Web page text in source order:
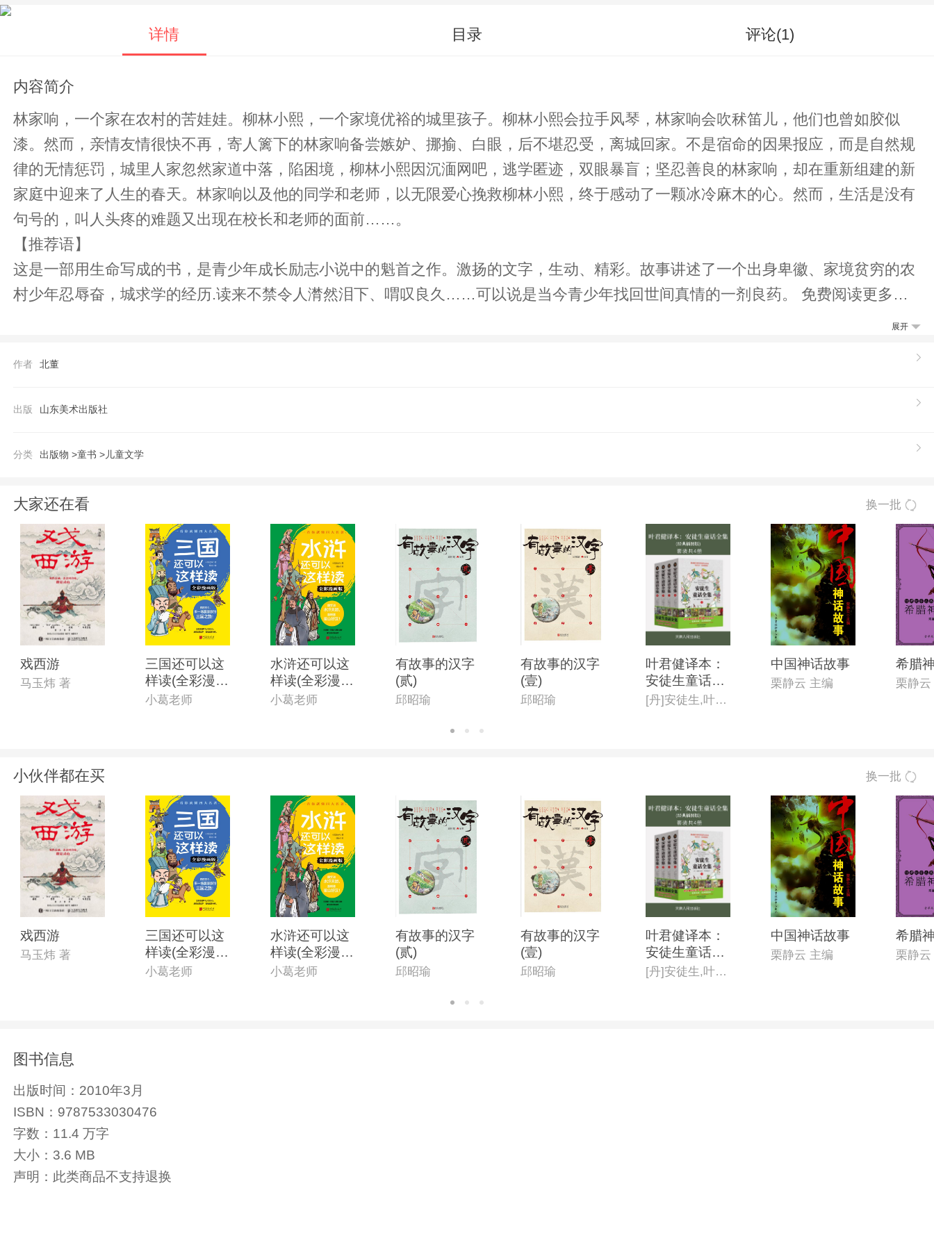
详情 目录 评论(1)
内容简介
林家响，一个家在农村的苦娃娃。柳林小熙，一个家境优裕的城里孩子。柳林小熙会拉手风琴，林家响会吹秫笛儿，他们也曾如胶似
漆。然而，亲情友情很快不再，寄人篱下的林家响备尝嫉妒、挪揄、白眼，后不堪忍受，离城回家。不是宿命的因果报应，而是自然规
律的无情惩罚，城里人家忽然家道中落，陷困境，柳林小熙因沉湎网吧，逃学匿迹，双眼暴盲；坚忍善良的林家响，却在重新组建的新
家庭中迎来了人生的春天。林家响以及他的同学和老师，以无限爱心挽救柳林小熙，终于感动了一颗冰冷麻木的心。然而，生活是没有
句号的，叫人头疼的难题又出现在校长和老师的面前……。
【推荐语】
这是一部用生命写成的书，是青少年成长励志小说中的魁首之作。激扬的文字，生动、精彩。故事讲述了一个出身卑徽、家境贫穷的农
村少年忍辱奋，城求学的经历.读来不禁令人潸然泪下、喟叹良久……可以说是当今青少年找回世间真情的一剂良药。 免费阅读更多章
北董，本名董天柚，河北省滦县人。中国作家协会会员，国家一级作家。已出版长篇小说、长篇童话、中短篇小说集、散文集、中短篇
童话集等70余部。累计出版、发表作品1000多万字。小说集《青蛙爬了教室》被收中国儿童文学百年经典系列。作品曾获文化部蒲公英
奖、中央电视台
展开
作者 北董
出版 山东美术出版社
分类 出版物 >童书 >儿童文学
大家还在看 换一批
戏西游
马玉炜 著
三国还可以这
样读(全彩漫画
版)
小葛老师
水浒还可以这
样读(全彩漫画
版)
小葛老师
有故事的汉字
(贰)
邱昭瑜
有故事的汉字
(壹)
邱昭瑜
叶君健译本：
安徒生童话全
集(经典插图[丹]安徒生,叶君健(译)
中国神话故事
栗静云 主编
希腊
栗静
小伙伴都在买 换一批
戏西游
马玉炜 著
三国还可以这
样读(全彩漫画
版)
小葛老师
水浒还可以这
样读(全彩漫画
版)
小葛老师
有故事的汉字
(贰)
邱昭瑜
有故事的汉字
(壹)
邱昭瑜
叶君健译本：
安徒生童话全
集(经典插图[丹]安徒生,叶君健(译)
中国神话故事
栗静云 主编
希腊
栗静
图书信息
出版时间： 2010年3月
ISBN： 9787533030476
字数： 11.4 万字
大小： 3.6 MB
声明： 此类商品不支持退换